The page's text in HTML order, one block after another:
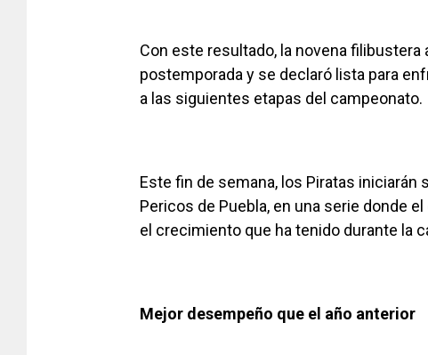
Con este resultado, la novena
postemporada y se declaró lista para
a las siguientes etapas del campeonato.
Este fin de semana, los Piratas
Pericos de Puebla, en una serie donde
el crecimiento que ha tenido durante la
Mejor desempeño que el año anterior